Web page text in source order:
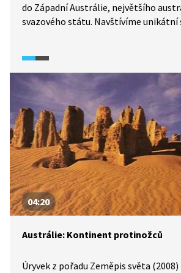
do Západní Austrálie, největšího
svazového státu. Navštívíme
Kalgoorlie, kde se zlato těží dodnes.
04:20
Austrálie: Kontinent protinožců
Úryvek z pořadu Zeměpis světa